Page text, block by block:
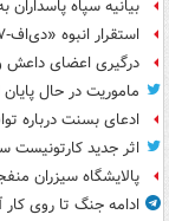
بیانیه سپاه پاسداران
استقرار انبوه «دی‌اف‑۱۷» و پایان عصر پدافند آمریکا +عکس
درگیری اعضای داعش
ماموریت در حال
ادعای بسنت درباره
اثر جدید کارتونیست
پالایشگاه سیزران
ادامه جنگ تا روی